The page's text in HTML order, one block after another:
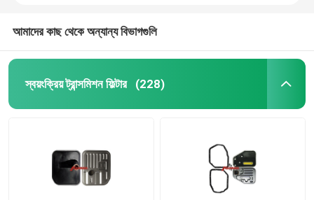
আমাদের কাছ থেকে অন্যান্য বিভাগগুলি
স্বয়ংক্রিয় ট্রান্সমিশন ফিল্টার (228)